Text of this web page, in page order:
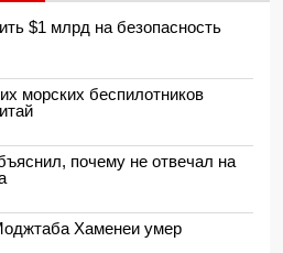
$1 млрд на безопасность
морских беспилотников
почему не отвечал на
Хаменеи умер